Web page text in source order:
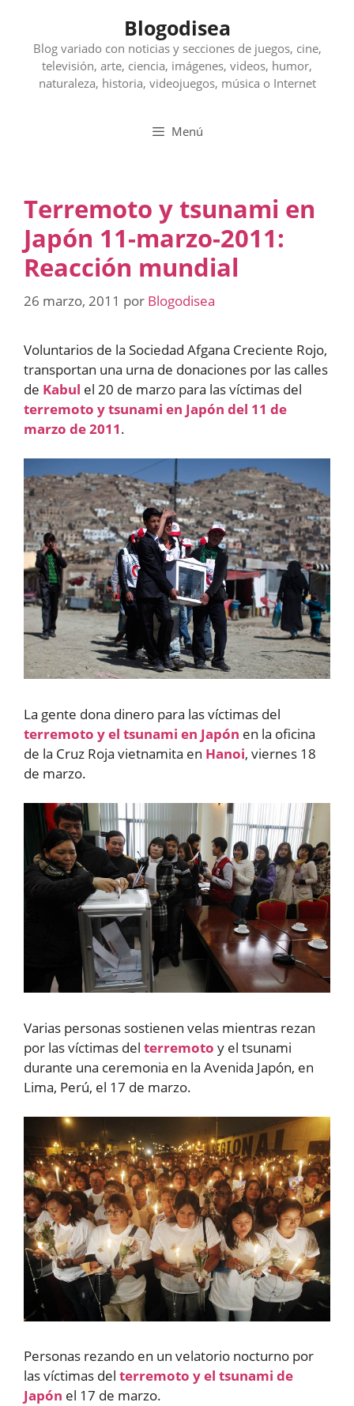
contenido
Blogodisea
Blog variado con noticias y secciones de juegos, cine,
televisión, arte, ciencia, imágenes, videos, humor,
naturaleza, historia, videojuegos, música o Internet
Menú
Terremoto y tsunami en
Japón 11-marzo-2011:
Reacción mundial
26 marzo, 2011 por Blogodisea
Voluntarios de la Sociedad Afgana Creciente Rojo,
transportan una urna de donaciones por las calles
de Kabul el 20 de marzo para las víctimas del
terremoto y tsunami en Japón del 11 de
marzo de 2011.
La gente dona dinero para las víctimas del
terremoto y el tsunami en Japón en la oficina
de la Cruz Roja vietnamita en Hanoi, viernes 18
de marzo.
Varias personas sostienen velas mientras rezan
por las víctimas del terremoto y el tsunami
durante una ceremonia en la Avenida Japón, en
Lima, Perú, el 17 de marzo.
Personas rezando en un velatorio nocturno por
las víctimas del terremoto y el tsunami de
Japón el 17 de marzo.